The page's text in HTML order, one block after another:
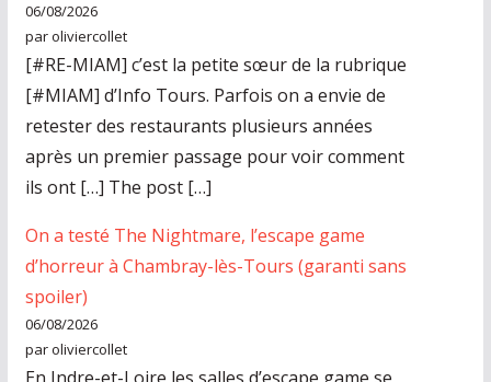
06/08/2026
par oliviercollet
[#RE-MIAM] c’est la petite sœur de la rubrique
[#MIAM] d’Info Tours. Parfois on a envie de
retester des restaurants plusieurs années
après un premier passage pour voir comment
ils ont […] The post […]
On a testé The Nightmare, l’escape game
d’horreur à Chambray-lès-Tours (garanti sans
spoiler)
06/08/2026
par oliviercollet